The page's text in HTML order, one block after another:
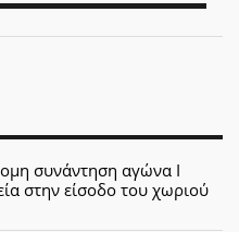
συνάντηση αγώνα Ι
στην είσοδο του χωριού